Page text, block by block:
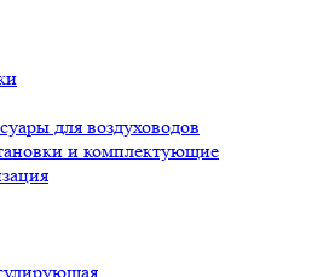
для воздуховодов
и комплектующие